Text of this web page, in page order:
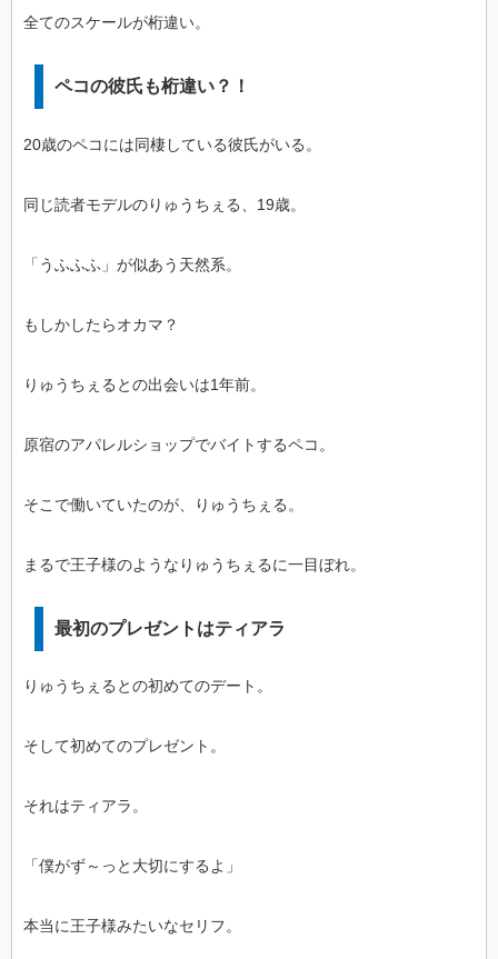
全てのスケールが桁違い。
ペコの彼氏も桁違い？！
20歳のペコには同棲している彼氏がいる。
同じ読者モデルのりゅうちぇる、19歳。
「うふふふ」が似あう天然系。
もしかしたらオカマ？
りゅうちぇるとの出会いは1年前。
原宿のアパレルショップでバイトするペコ。
そこで働いていたのが、りゅうちぇる。
まるで王子様のようなりゅうちぇるに一目ぼれ。
最初のプレゼントはティアラ
りゅうちぇるとの初めてのデート。
そして初めてのプレゼント。
それはティアラ。
「僕がず～っと大切にするよ」
本当に王子様みたいなセリフ。